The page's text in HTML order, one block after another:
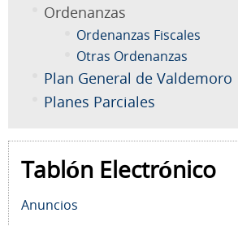
Ordenanzas
Ordenanzas Fiscales
Otras Ordenanzas
Plan General de Valdemoro
Planes Parciales
Tablón Electrónico
Anuncios